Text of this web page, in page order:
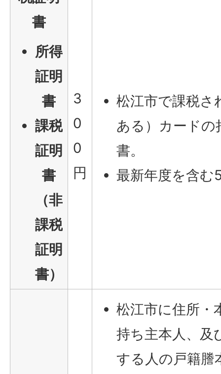
書
所得
証明
書
課税
証明
書
（非
課税
証明
書）
3
0
0
円
松江市で課税さ
ある）カードの
書。
最新年度を含む
松江市に住所・
持ち主本人、及
する人の戸籍謄